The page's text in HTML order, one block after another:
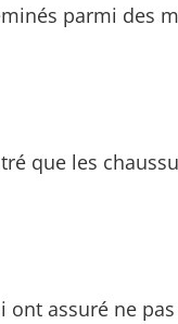
parmi des
que les
ont assuré ne